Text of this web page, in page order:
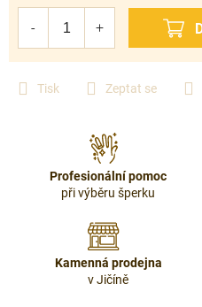
Tisk Zeptat se
Profesionální pomoc
při výběru šperku
Kamenná prodejna
v Jičíně